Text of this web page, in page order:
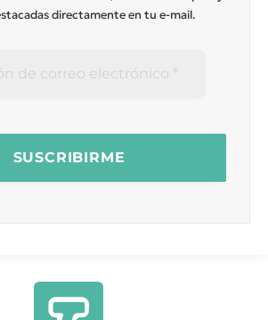
directamente en tu e-mail.